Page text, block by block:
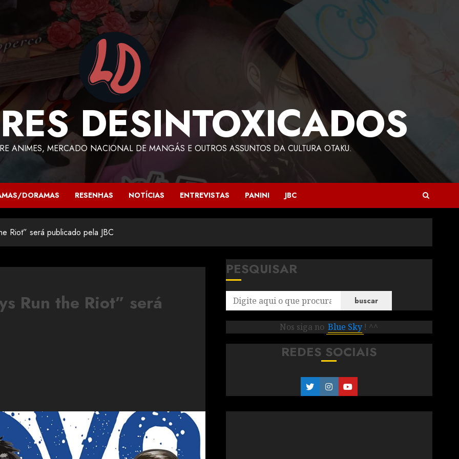
DESINTOXICADOS
ANIMES, MERCADO NACIONAL DE MANGÁS E OUTROS ASSUNTOS DA CULTURA OTAKU.
DORAMAS RESENHAS NOTÍCIAS ENTREVISTAS PANINI JBC
Riot” será publicado pela JBC
Run the Riot” será
PESQUISAR
buscar
Nos siga no Blue Sky ! ^^
REDES SOCIAIS